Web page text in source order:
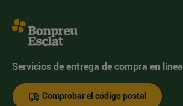
Servicios de entrega de compra en línea
Comprobar el código postal